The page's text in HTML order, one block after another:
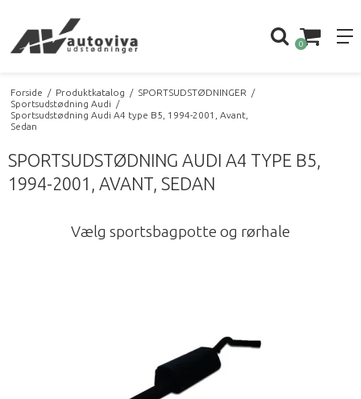
0
Forside / Produktkatalog / SPORTSUDSTØDNINGER
/
Sportsudstødning Audi
/
Sportsudstødning Audi A4 type B5, 1994-2001, Avant,
Sedan
SPORTSUDSTØDNING AUDI A4 TYPE B5,
1994-2001, AVANT, SEDAN
Vælg sportsbagpotte og rørhale